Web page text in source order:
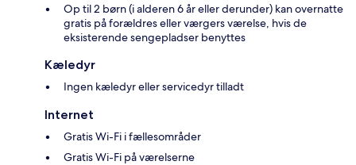
Op til 2 børn (i alderen 6 år eller derunder) kan overnatte
gratis på forældres eller værgers værelse, hvis de
eksisterende sengepladser benyttes
Kæledyr
Ingen kæledyr eller servicedyr tilladt
Internet
Gratis Wi-Fi i fællesområder
Gratis Wi-Fi på værelserne